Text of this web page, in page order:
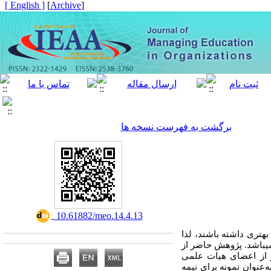
[
Archive
]
[ English ]
برگشت به فهرست نسخه ها
داشته باشند، لذا
پژوهش حاضر از
نظر ماهیت و روش، توصیفی - پیمایشی است. جامعه آماری این پژوهش تعداد 129 نفر از اعضای هیات علمی
97 نفر با روش تصادفی ساده به‌عنوان نمونه برای نیمه
‎ 10.61882/meo.14.4.13